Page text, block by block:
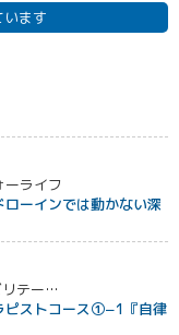
ます
ライフ
ーインでは動かない深
リテー…
ピストコース①−1『自律